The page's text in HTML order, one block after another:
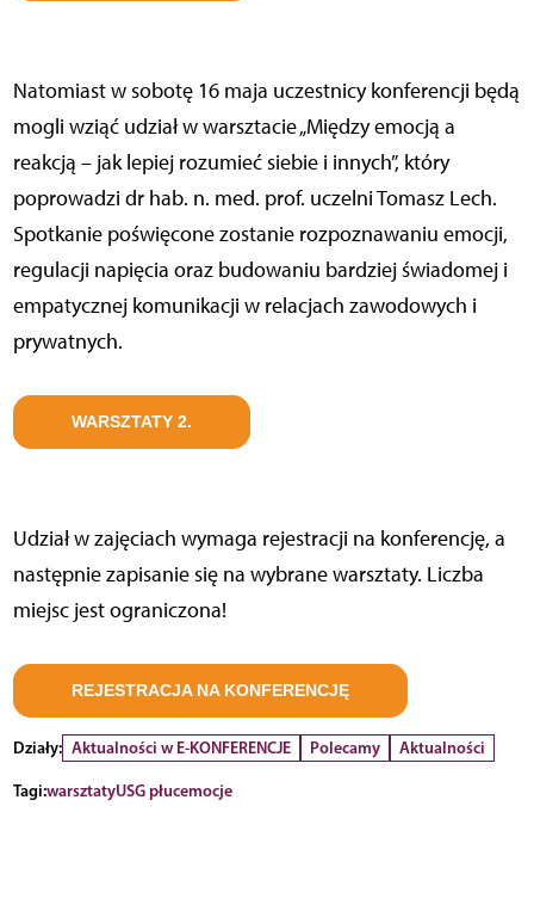
Natomiast w sobotę 16 maja uczestnicy konferencji będą
mogli wziąć udział w warsztacie „Między emocją a
reakcją – jak lepiej rozumieć siebie i innych”, który
poprowadzi dr hab. n. med. prof. uczelni Tomasz Lech.
Spotkanie poświęcone zostanie rozpoznawaniu emocji,
regulacji napięcia oraz budowaniu bardziej świadomej i
empatycznej komunikacji w relacjach zawodowych i
prywatnych.
WARSZTATY 2.
Udział w zajęciach wymaga rejestracji na konferencję, a
następnie zapisanie się na wybrane warsztaty. Liczba
miejsc jest ograniczona!
REJESTRACJA NA KONFERENCJĘ
Działy: Aktualności w E-KONFERENCJE Polecamy
Aktualności
Tagi:warsztatyUSG płucemocje